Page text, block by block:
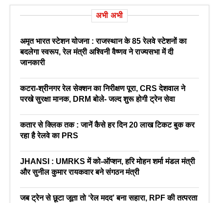
अभी अभी
अमृत भारत स्टेशन योजना : राजस्थान के 85 रेलवे स्टेशनों का
बदलेगा स्वरूप, रेल मंत्री अश्विनी वैष्णव ने राज्यसभा में दी
जानकारी
कटरा-श्रीनगर रेल सेक्शन का निरीक्षण पूरा, CRS देशवाल ने
परखे सुरक्षा मानक, DRM बोले- जल्द शुरू होगी ट्रेन सेवा
कतार से क्लिक तक : जानें कैसे हर दिन 20 लाख टिकट बुक कर
रहा है रेलवे का PRS
JHANSI : UMRKS में को-ऑप्शन, हरि मोहन शर्मा मंडल मंत्री
और सुनील कुमार रायकवार बने संगठन मंत्री
जब ट्रेन से छूटा जूता तो ‘रेल मदद’ बना सहारा, RPF की तत्परता